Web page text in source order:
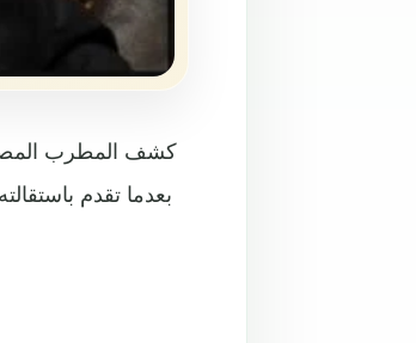
كشف المطرب
بعدما تقدم